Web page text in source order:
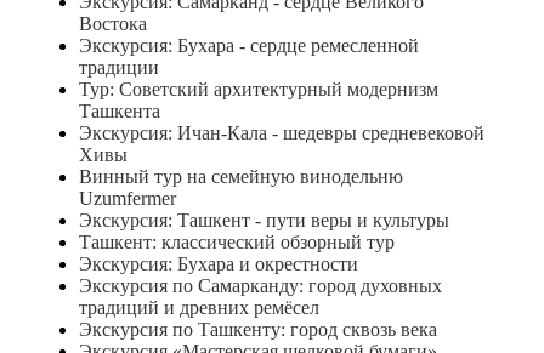
Востока
Экскурсия: Бухара - сердце ремесленной
традиции
Тур: Cоветский архитектурный модернизм
Ташкента
Экскурсия: Ичан-Кала - шедевры средневековой
Хивы
Винный тур на семейную винодельню
Uzumfermer
Экскурсия: Ташкент - пути веры и культуры
Ташкент: классический обзорный тур
Экскурсия: Бухара и окрестности
Экскурсия по Самарканду: город духовных
традиций и древних ремёсел
Экскурсия по Ташкенту: город сквозь века